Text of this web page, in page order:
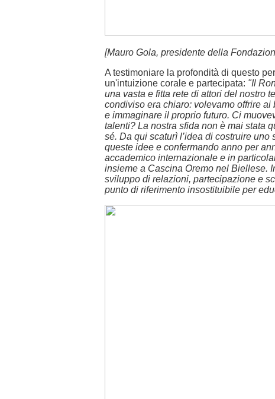
[Mauro Gola, presidente della
A testimoniare la profondità di questo
un'intuizione corale e partecipata: "Il
una vasta e fitta rete di attori del nostro
condiviso era chiaro: volevamo offrire
e immaginare il proprio futuro. Ci
talenti? La nostra sfida non è mai stata
sé. Da qui scaturì l’idea di costruire
queste idee e confermando anno per
accademico internazionale e in
insieme a Cascina Oremo nel Biellese.
sviluppo di relazioni, partecipazione e
punto di riferimento insostituibile per